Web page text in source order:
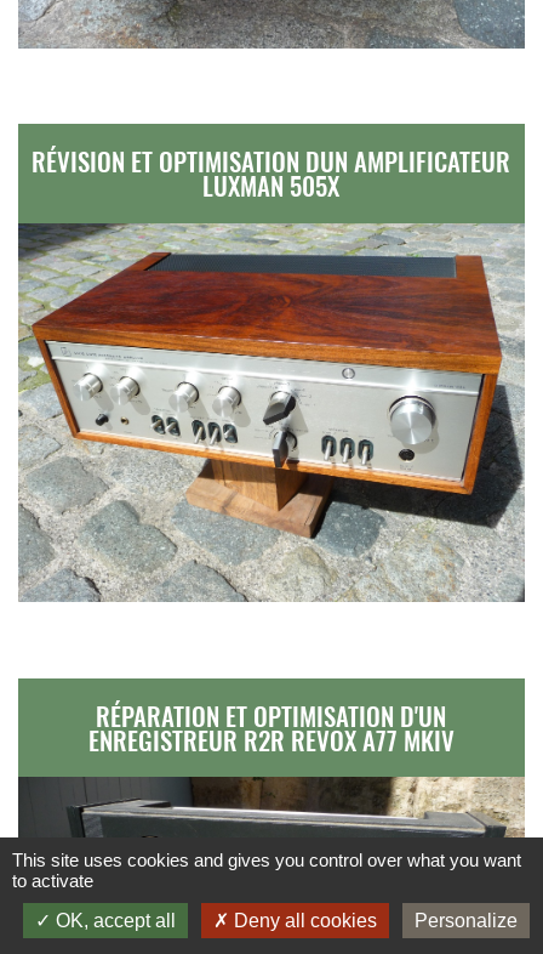
RÉVISION ET OPTIMISATION DUN AMPLIFICATEUR
LUXMAN 505X
RÉPARATION ET OPTIMISATION D'UN
ENREGISTREUR R2R REVOX A77 MKIV
This site uses cookies and gives you control over what you want
to activate
OK, accept all
Deny all cookies Personalize